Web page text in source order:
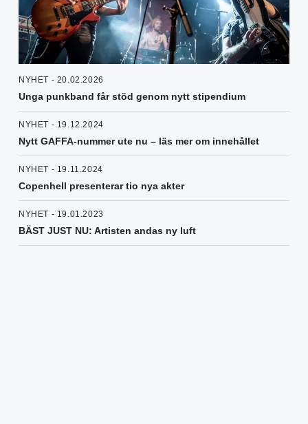
NYHET - 20.02.2026
Unga punkband får stöd genom nytt stipendium
NYHET - 19.12.2024
Nytt GAFFA-nummer ute nu – läs mer om innehållet
NYHET - 19.11.2024
Copenhell presenterar tio nya akter
NYHET - 19.01.2023
BÄST JUST NU: Artisten andas ny luft